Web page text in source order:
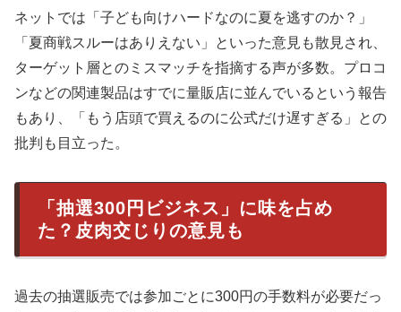
ネットでは「子ども向けハードなのに夏を逃すのか？」
「夏商戦スルーはありえない」といった意見も散見され、
ターゲット層とのミスマッチを指摘する声が多数。プロコ
ンなどの関連製品はすでに量販店に並んでいるという報告
もあり、「もう店頭で買えるのに公式だけ遅すぎる」との
批判も目立った。
「抽選300円ビジネス」に味を占め
た？皮肉交じりの意見も
過去の抽選販売では参加ごとに300円の手数料が必要だっ